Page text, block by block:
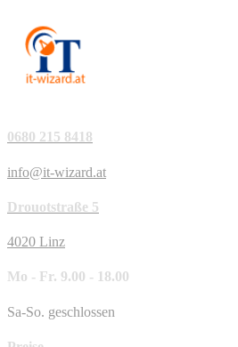
0680 215 8418
info@it-wizard.at
Drouotstraße 5
4020 Linz
Mo - Fr. 9.00 - 18.00
Sa-So. geschlossen